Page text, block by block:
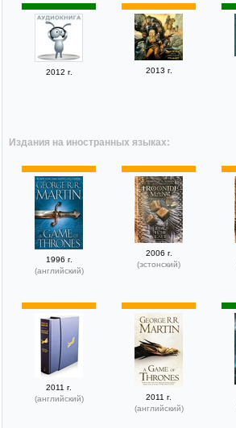
2012 г. 2013 г.
Издания на иностранных языках:
1996 г.
(английский)
2006 г.
(эстонский)
2011 г.
(английский)
2011 г.
(английский)